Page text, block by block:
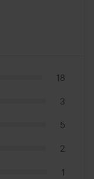
18
3
5
2
1